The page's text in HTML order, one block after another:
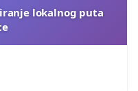
lokalnog puta